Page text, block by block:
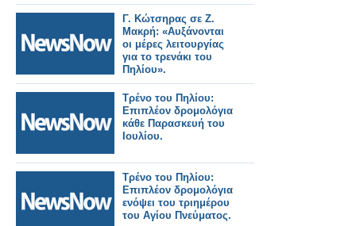
Γ. Κώτσηρας σε Ζ.
Μακρή: «Αυξάνονται
oι μέρες λειτουργίας
για το τρενάκι του
Πηλίου».
Τρένο του Πηλίου:
Επιπλέον δρομολόγια
κάθε Παρασκευή του
Ιουλίου.
Τρένο του Πηλίου:
Επιπλέον δρομολόγια
ενόψει του τριημέρου
του Αγίου Πνεύματος.